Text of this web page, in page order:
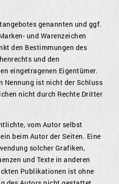
genannten und ggf.
und Warenzeichen
den Bestimmungen des
und den
eingetragenen Eigentümer.
Nennung ist nicht der Schluss
nicht durch Rechte Dritter
vom Autor selbst
beim Autor der Seiten. Eine
solcher Grafiken,
und Texte in anderen
Publikationen ist ohne